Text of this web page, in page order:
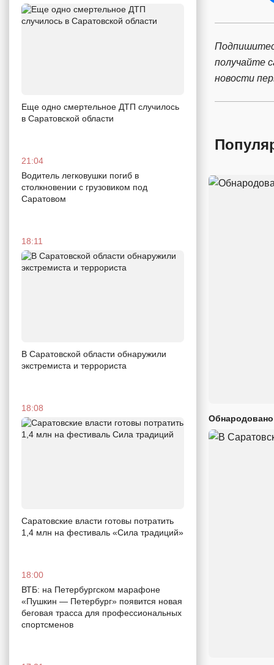
Еще одно смертельное ДТП случилось
в Саратовской области
21:04
Водитель легковушки погиб в
столкновении с грузовиком под
Саратовом
18:11
В Саратовской области обнаружили
экстремиста и террориста
18:08
Саратовские власти готовы потратить
1,4 млн на фестиваль «Сила традиций»
18:00
ВТБ: на Петербургском марафоне
«Пушкин — Петербург» появится новая
беговая трасса для профессиональных
спортсменов
получайте
новости